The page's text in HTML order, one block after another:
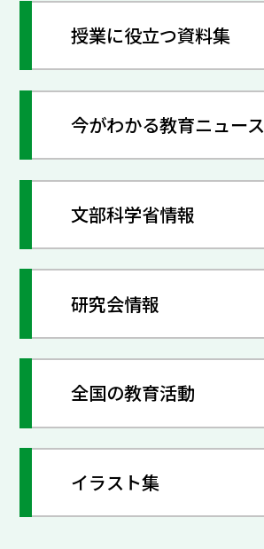
授業に役立つ資料集
今がわかる教育ニュース
文部科学省情報
研究会情報
全国の教育活動
イラスト集